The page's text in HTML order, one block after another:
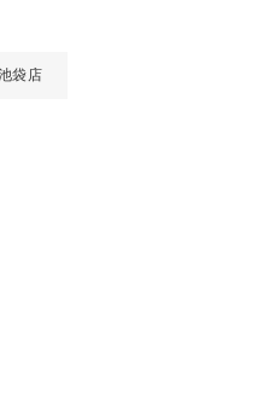
袋店